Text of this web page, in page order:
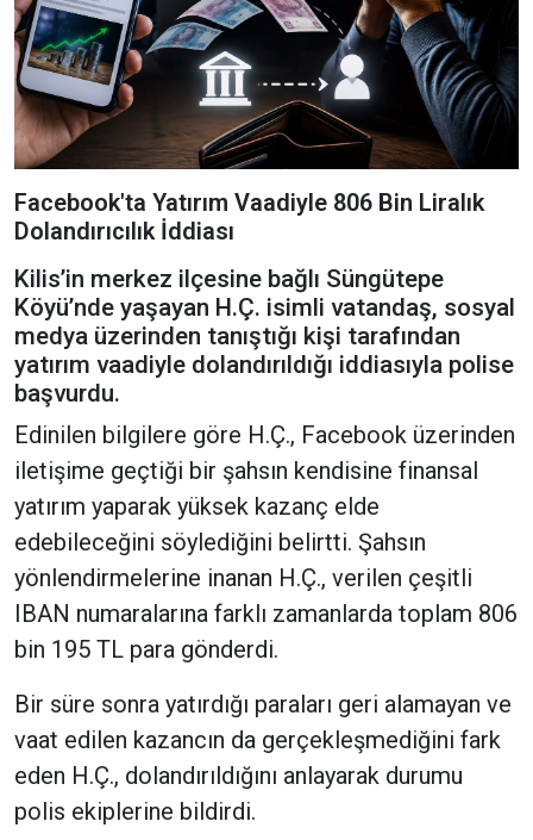
Facebook'ta Yatırım Vaadiyle 806 Bin Liralık
Dolandırıcılık İddiası
Kilis’in merkez ilçesine bağlı Süngütepe
Köyü’nde yaşayan H.Ç. isimli vatandaş, sosyal
medya üzerinden tanıştığı kişi tarafından
yatırım vaadiyle dolandırıldığı iddiasıyla polise
başvurdu.
Edinilen bilgilere göre H.Ç., Facebook üzerinden
iletişime geçtiği bir şahsın kendisine finansal
yatırım yaparak yüksek kazanç elde
edebileceğini söylediğini belirtti. Şahsın
yönlendirmelerine inanan H.Ç., verilen çeşitli
IBAN numaralarına farklı zamanlarda toplam 806
bin 195 TL para gönderdi.
Bir süre sonra yatırdığı paraları geri alamayan ve
vaat edilen kazancın da gerçekleşmediğini fark
eden H.Ç., dolandırıldığını anlayarak durumu
polis ekiplerine bildirdi.